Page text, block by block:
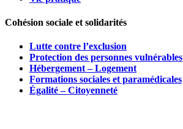
Cohésion sociale et solidarités
Lutte contre l’exclusion
Protection des personnes vulnérables
Hébergement – Logement
Formations sociales et paramédicales
Égalité – Citoyenneté